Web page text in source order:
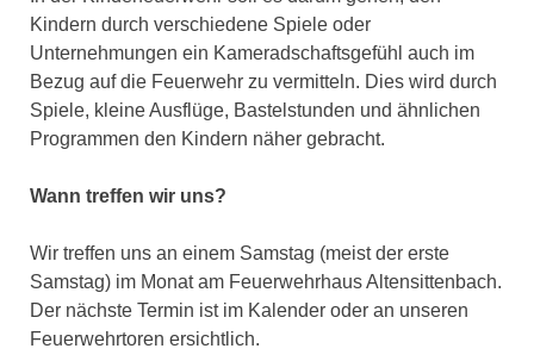
Kindern durch verschiedene Spiele oder
Unternehmungen ein Kameradschaftsgefühl auch im
Bezug auf die Feuerwehr zu vermitteln. Dies wird durch
Spiele, kleine Ausflüge, Bastelstunden und ähnlichen
Programmen den Kindern näher gebracht.
Wann treffen wir uns?
Wir treffen uns an einem Samstag (meist der erste
Samstag) im Monat am Feuerwehrhaus Altensittenbach.
Der nächste Termin ist im Kalender oder an unseren
Feuerwehrtoren ersichtlich.